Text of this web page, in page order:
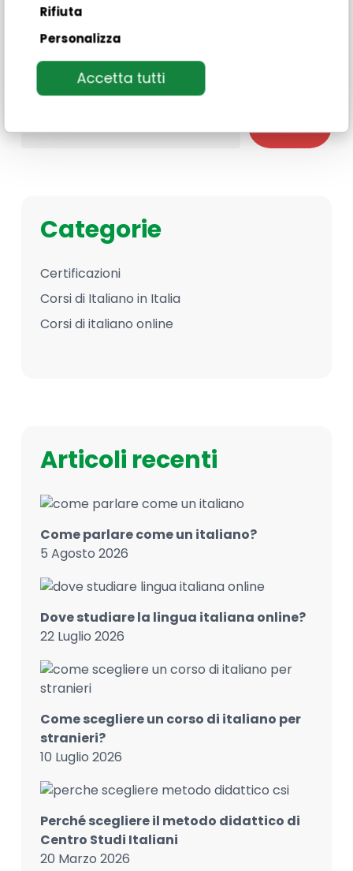
Rifiuta
Personalizza
Accetta tutti
Search
Categorie
Certificazioni
Corsi di Italiano in Italia
Corsi di italiano online
Articoli recenti
Come parlare come un italiano?
5 Agosto 2026
Dove studiare la lingua italiana online?
22 Luglio 2026
Come scegliere un corso di italiano per
stranieri?
10 Luglio 2026
Perché scegliere il metodo didattico di
Centro Studi Italiani
20 Marzo 2026